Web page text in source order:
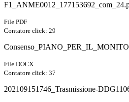
File PDF
Contatore click: 29
File DOCX
Contatore click: 37
202109151746_Trasmissione-